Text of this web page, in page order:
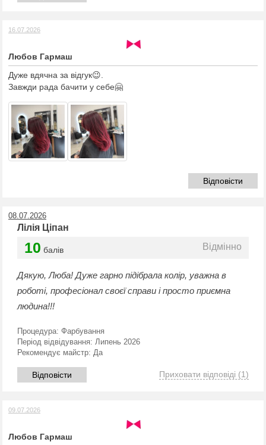
16.07.2026
Любов Гармаш
Дуже вдячна за відгук😉.
Завжди рада бачити у себе🤗
Відповісти
08.07.2026
Лілія Ціпан
10 балів Відмінно
Дякую, Люба! Дуже гарно підібрала колір, уважна в
роботі, професіонал своєї справи і просто приємна
людина!!!
Процедура: Фарбування
Період відвідування: Липень 2026
Рекомендує майстр: Да
Відповісти Приховати відповіді (1)
09.07.2026
Любов Гармаш